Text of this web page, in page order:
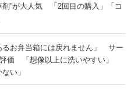
剤”が大人気 「2回目の購入」「コ
るお弁当箱には戻れません」 サー
価 「想像以上に洗いやすい」
い」